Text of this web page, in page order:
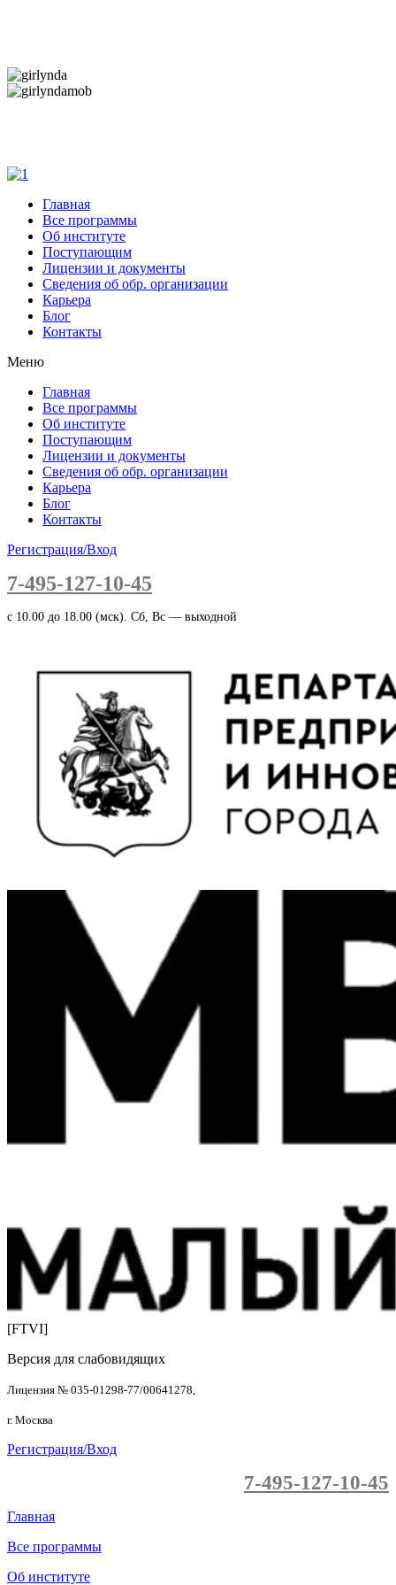
Главная
Все программы
Об институте
Поступающим
Лицензии и документы
Сведения об обр. организации
Карьера
Блог
Контакты
Меню
Главная
Все программы
Об институте
Поступающим
Лицензии и документы
Сведения об обр. организации
Карьера
Блог
Контакты
Регистрация/Вход
7-495-127-10-45
c 10.00 до 18.00 (мск). Сб, Вс — выходной
[FTVI]
Версия для слабовидящих
Лицензия № 035-01298-77/00641278,
г. Москва
Регистрация/Вход
7-495-127-10-45
Главная
Все программы
Об институте